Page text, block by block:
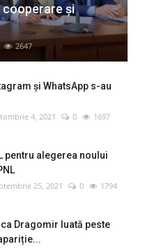
și
2647
și WhatsApp s-au
4, 2021 0 1697
pentru alegerea noului
25, 2021 0 1794
Dragomir luată peste